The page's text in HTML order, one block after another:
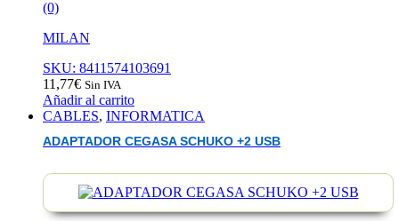
(0)
MILAN
SKU: 8411574103691
11,77€ Sin IVA
Añadir al carrito
CABLES, INFORMATICA
ADAPTADOR CEGASA SCHUKO +2 USB